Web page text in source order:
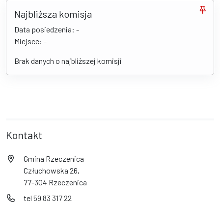
Najbliższa komisja
Data posiedzenia: -
Miejsce: -
Brak danych o najbliższej komisji
Kontakt
Gmina Rzeczenica
Człuchowska 26,
77-304 Rzeczenica
tel 59 83 317 22